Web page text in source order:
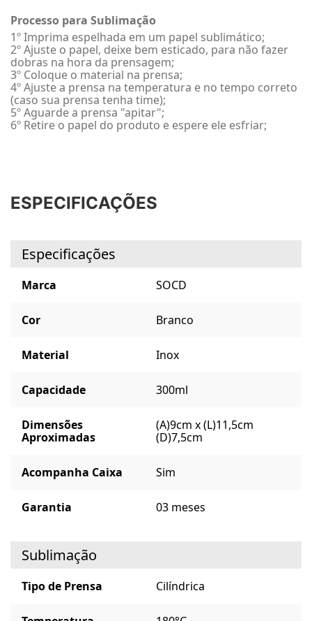
Processo para Sublimação
1º Imprima espelhada em um papel sublimático;
2º Ajuste o papel, deixe bem esticado, para não fazer
dobras na hora da prensagem;
3º Coloque o material na prensa;
4º Ajuste a prensa na temperatura e no tempo correto
(caso sua prensa tenha time);
5º Aguarde a prensa "apitar";
6º Retire o papel do produto e espere ele esfriar;
ESPECIFICAÇÕES
Especificações
Marca SOCD
Cor Branco
Material Inox
Capacidade 300ml
Dimensões
Aproximadas
(A)9cm x (L)11,5cm
(D)7,5cm
Acompanha Caixa Sim
Garantia 03 meses
Sublimação
Tipo de Prensa Cilíndrica